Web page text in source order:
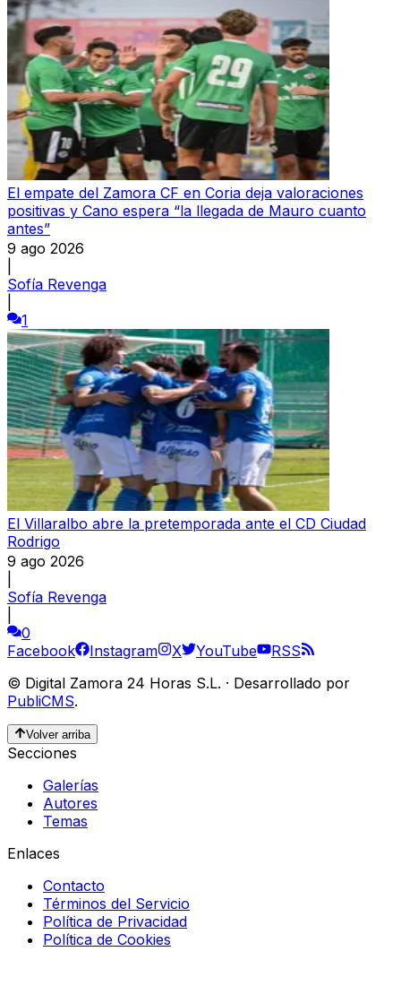
El empate del Zamora CF en Coria deja valoraciones
positivas y Cano espera “la llegada de Mauro cuanto
antes”
9 ago 2026
Sofía Revenga
1
El Villaralbo abre la pretemporada ante el CD Ciudad
Rodrigo
9 ago 2026
Sofía Revenga
0
Facebook
Instagram X YouTube
RSS
© Digital Zamora 24 Horas S.L. · Desarrollado por
PubliCMS.
Volver arriba
Secciones
Galerías
Autores
Temas
Enlaces
Contacto
Términos del Servicio
Política de Privacidad
Política de Cookies